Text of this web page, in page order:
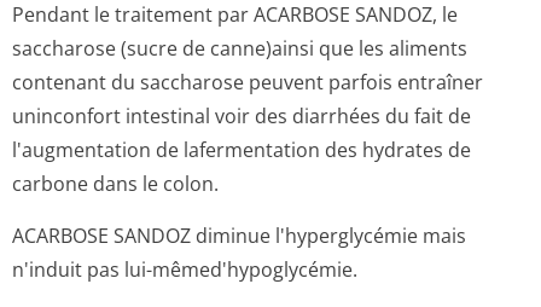
Pendant le traitement par ACARBOSE SANDOZ, le
saccharose (sucre de canne)ainsi que les aliments
contenant du saccharose peuvent parfois entraîner
uninconfort intestinal voir des diarrhées du fait de
l'augmentation de lafermentation des hydrates de
carbone dans le colon.
ACARBOSE SANDOZ diminue l'hyperglycémie mais
n'induit pas lui-mêmed'hypoglycémie.